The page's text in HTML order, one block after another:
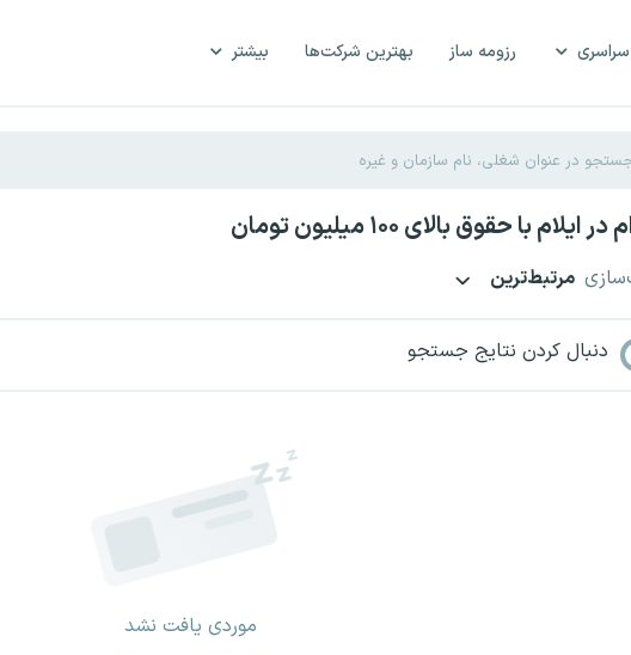
رزومه ساز بهترین شرکت‌ها بیشتر
با حقوق بالای ۱۰۰ میلیون تومان
مرتبط‌ترین
دنبال کردن نتایج جستجو
موردی یافت نشد